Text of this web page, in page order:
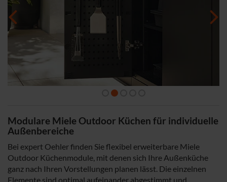
Modulare Miele Outdoor Küchen für individuelle
Außenbereiche
Bei expert Oehler finden Sie flexibel erweiterbare Miele
Outdoor Küchenmodule, mit denen sich Ihre Außenküche
ganz nach Ihren Vorstellungen planen lässt. Die einzelnen
Elemente sind optimal aufeinander abgestimmt und